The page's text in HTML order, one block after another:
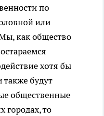
по
или
как общество
хотя бы
также будут
общественные
городах, то